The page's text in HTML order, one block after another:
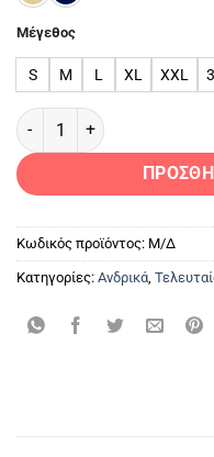
Μέγεθος
S M L XL XXL
ΑΝΔΡΙΚΟ ΔΕΡΜΑΤΙΝΟ
Κωδικός προϊόντος: Μ/Δ
Κατηγορίες: Ανδρικά,